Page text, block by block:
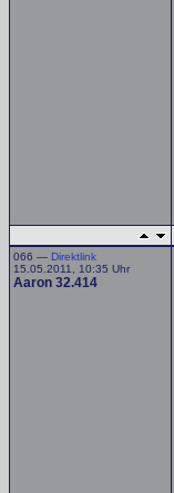
066 — Direktlink
15.05.2011, 10:35 Uhr
Aaron 32.414